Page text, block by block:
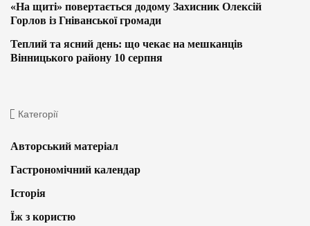
«На щиті» повертається додому Захисник Олексій
Горлов із Гніванської громади
Теплий та ясний день: що чекає на мешканців
Вінницького району 10 серпня
Категорії
Авторський матеріал
Гастрономічний календар
Історія
Їж з користю